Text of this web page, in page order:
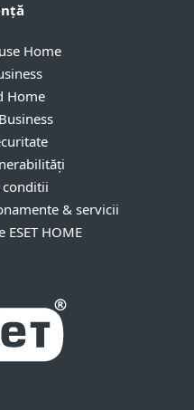
Home
Home
conditii
& servicii
HOME